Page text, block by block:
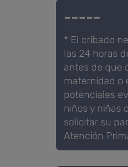
-----
* El cribado
las 24 horas
antes de que
maternidad o
potenciales
niños y niñas
solicitar su
Atención